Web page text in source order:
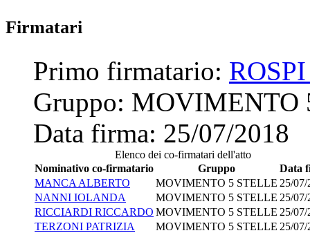
Firmatari
Primo firmatario:
Gruppo: MOVIMENTO
Data firma: 25/07/2018
Elenco dei co-firmatari dell'atto
Nominativo co-firmatario
Gruppo
Data
MANCA ALBERTO
MOVIMENTO 5 STELLE 25/07/
NANNI IOLANDA
MOVIMENTO 5 STELLE 25/07/
RICCIARDI RICCARDO MOVIMENTO 5 STELLE 25/07/
TERZONI PATRIZIA
MOVIMENTO 5 STELLE 25/07/